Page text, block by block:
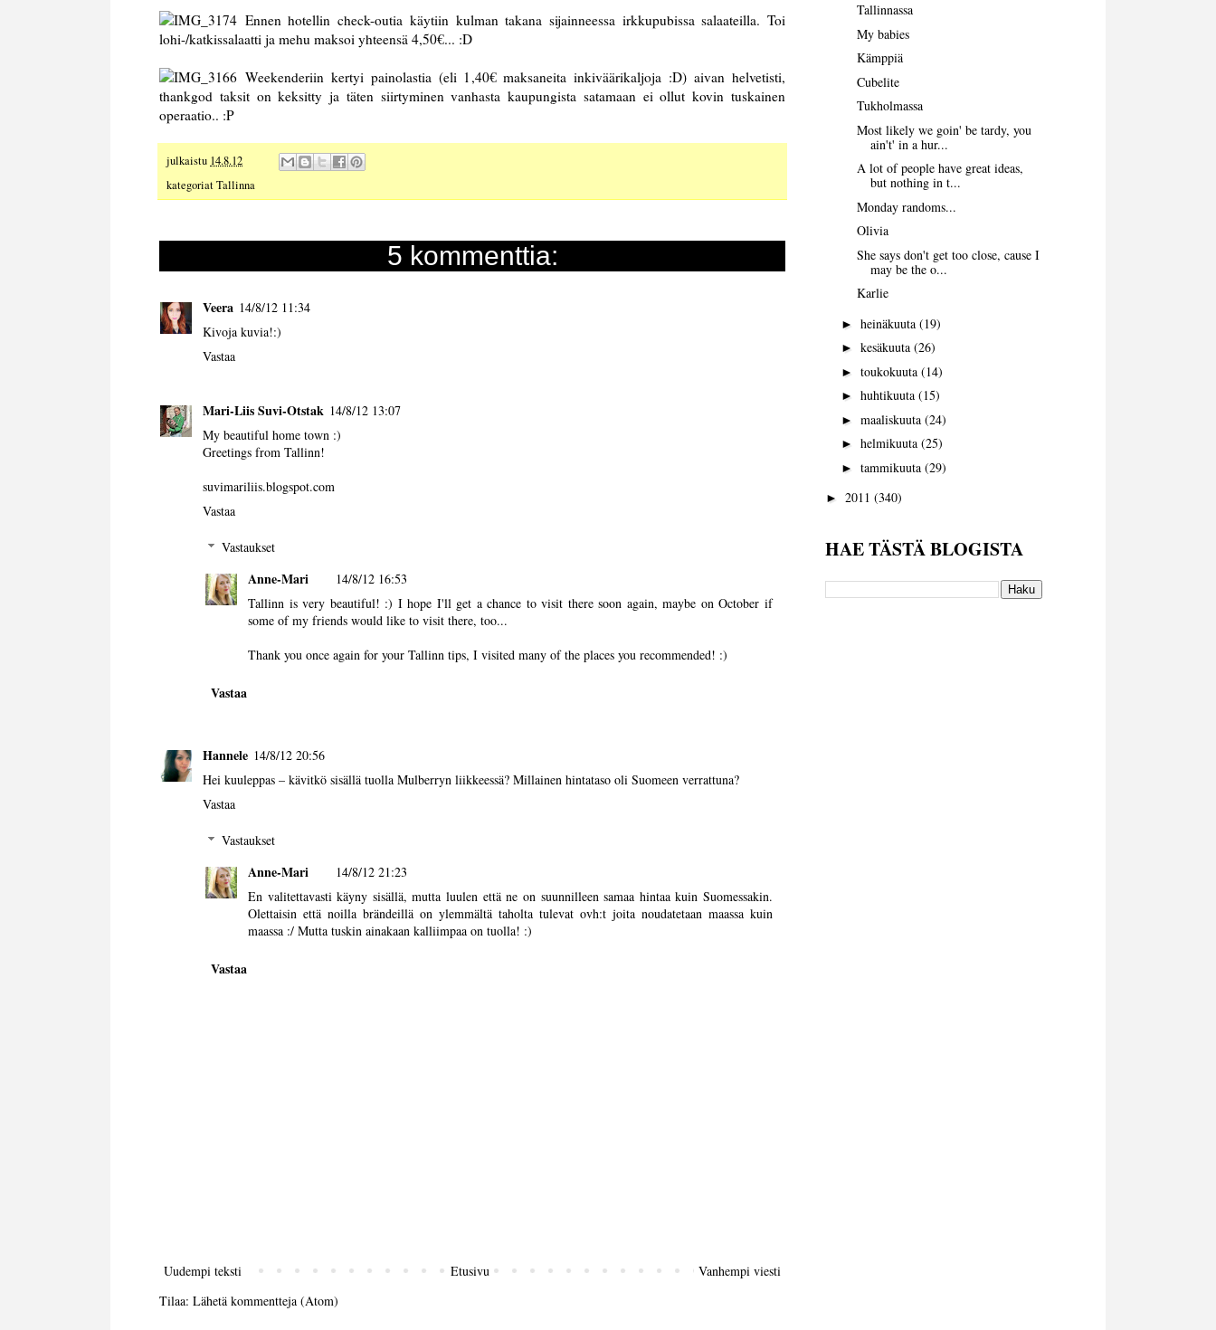
Ennen hotellin check-outia käytiin kulman takana sijainneessa irkkupubissa salaateilla. Toi
lohi-/katkissalaatti ja mehu maksoi yhteensä 4,50€... :D
Weekenderiin kertyi painolastia (eli 1,40€ maksaneita inkiväärikaljoja :D) aivan helvetisti,
thankgod taksit on keksitty ja täten siirtyminen vanhasta kaupungista satamaan ei ollut kovin tuskainen
operaatio.. :P
julkaistu 14.8.12
kategoriatTallinna
5 kommenttia:
Veera 14/8/12 11:34
Kivoja kuvia!:)
Vastaa
Mari-Liis Suvi-Otstak 14/8/12 13:07
My beautiful home town :)
Greetings from Tallinn!
suvimariliis.blogspot.com
Vastaa
Vastaukset
Anne-Mari
14/8/12 16:53
Tallinn is very beautiful! :) I hope I'll get a chance to visit there soon again, maybe on October if
some of my friends would like to visit there, too...
Thank you once again for your Tallinn tips, I visited many of the places you recommended! :)
Vastaa
Hannele 14/8/12 20:56
Hei kuuleppas – kävitkö sisällä tuolla Mulberryn liikkeessä? Millainen hintataso oli Suomeen verrattuna?
Vastaa
Vastaukset
Anne-Mari
14/8/12 21:23
En valitettavasti käyny sisällä, mutta luulen että ne on suunnilleen samaa hintaa kuin Suomessakin.
Olettaisin että noilla brändeillä on ylemmältä taholta tulevat ovh:t joita noudatetaan maassa kuin
maassa :/ Mutta tuskin ainakaan kalliimpaa on tuolla! :)
Vastaa
Uudempi teksti Vanhempi viesti
Etusivu
Tilaa: Lähetä kommentteja (Atom)
Tallinnassa
My babies
Kämppiä
Cubelite
Tukholmassa
Most likely we goin' be tardy, you
ain't' in a hur...
A lot of people have great ideas,
but nothing in t...
Monday randoms...
Olivia
She says don't get too close, cause I
may be the o...
Karlie
► heinäkuuta (19)
► kesäkuuta (26)
► toukokuuta (14)
► huhtikuuta (15)
► maaliskuuta (24)
► helmikuuta (25)
► tammikuuta (29)
► 2011 (340)
HAE TÄSTÄ BLOGISTA